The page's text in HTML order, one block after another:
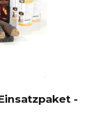
-